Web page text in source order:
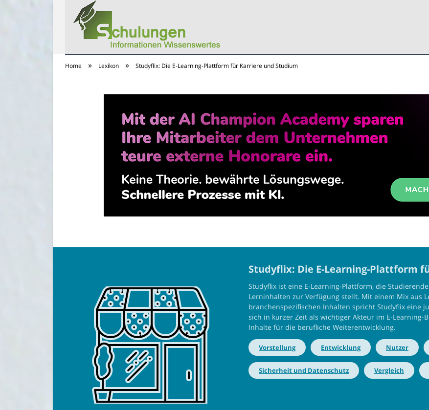
Home » Lexikon » Studyflix: Die E-Learning-Plattform für Karriere und Studium
Studyflix: Die E-Learning-Plattform
Studyflix ist eine E-Learning-Plattform, die
Lerninhalten zur Verfügung stellt. Mit einem Mix aus
branchenspezifischen Inhalten spricht Studyflix eine
sich in kurzer Zeit als wichtiger Akteur im E-
Inhalte für die berufliche Weiterentwicklung.
Vorstellung Entwicklung Nutzer
Sicherheit und Datenschutz Vergleich